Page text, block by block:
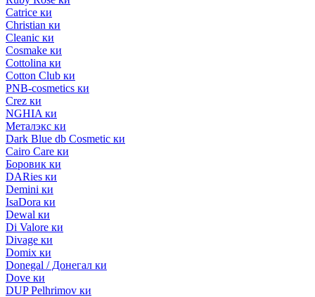
Catrice ки
Christian ки
Cleanic ки
Cosmake ки
Cottolina ки
Cotton Club ки
PNB-cosmetics ки
Crez ки
NGHIA ки
Металэкс ки
Dark Blue db Cosmetic ки
Cairo Care ки
Боровик ки
DARies ки
Demini ки
IsaDora ки
Dewal ки
Di Valore ки
Divage ки
Domix ки
Donegal / Донегал ки
Dove ки
DUP Pelhrimov ки